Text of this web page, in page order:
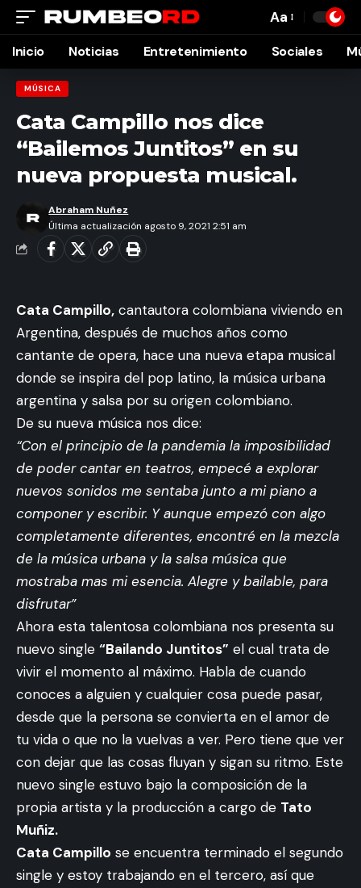
Font
Resizer
Aa
Inicio Noticias Entretenimiento Sociales
MÚSICA
Cata Campillo nos dice
“Bailemos Juntitos” en su
nueva propuesta musical.
Última actualización agosto 9, 2021 2:51 am
Abraham Nuñez
Cata Campillo, cantautora colombiana viviendo en
Argentina, después de muchos años como
cantante de opera, hace una nueva etapa musical
donde se inspira del pop latino, la música urbana
argentina y salsa por su origen colombiano.
De su nueva música nos dice:
“Con el principio de la pandemia la imposibilidad
de poder cantar en teatros, empecé a explorar
nuevos sonidos me sentaba junto a mi piano a
componer y escribir. Y aunque empezó con algo
completamente diferentes, encontré en la mezcla
de la música urbana y la salsa música que
mostraba mas mi esencia. Alegre y bailable, para
disfrutar”
Ahora esta talentosa colombiana nos presenta su
nuevo single “Bailando Juntitos” el cual trata de
vivir el momento al máximo. Habla de cuando
conoces a alguien y cualquier cosa puede pasar,
desde que la persona se convierta en el amor de
tu vida o que no la vuelvas a ver. Pero tiene que ver
con dejar que las cosas fluyan y sigan su ritmo. Este
nuevo single estuvo bajo la composición de la
propia artista y la producción a cargo de Tato
Muñiz.
Cata Campillo se encuentra terminado el segundo
single y estoy trabajando en el tercero, así que